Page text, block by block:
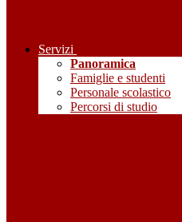
Servizi
Panoramica
Famiglie e studenti
Personale scolastico
Percorsi di studio